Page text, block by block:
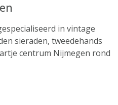
in vintage
sieraden, tweedehands
centrum Nijmegen rond